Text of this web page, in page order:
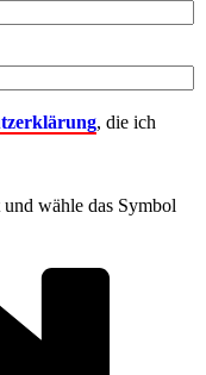
, die ich
wähle das Symbol